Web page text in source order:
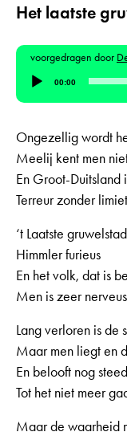
Het laatste
voorgedragen door
Audiospeler
00:00
Ongezellig wordt
Meelij kent men
En Groot-Duitsland
Terreur zonder
‘t Laatste
Himmler furieus
En het volk, dat is
Men is zeer
Lang verloren is de
Maar men liegt en
En belooft nog
Tot het niet meer
Maar de waarheid